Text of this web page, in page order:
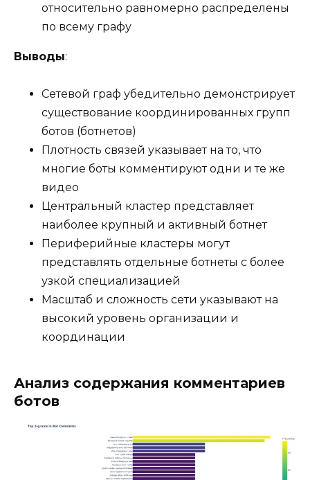
относительно равномерно распределены
по всему графу
Выводы:
Сетевой граф убедительно демонстрирует
существование координированных групп
ботов (ботнетов)
Плотность связей указывает на то, что
многие боты комментируют одни и те же
видео
Центральный кластер представляет
наиболее крупный и активный ботнет
Периферийные кластеры могут
представлять отдельные ботнеты с более
узкой специализацией
Масштаб и сложность сети указывают на
высокий уровень организации и
координации
Анализ содержания комментариев
ботов